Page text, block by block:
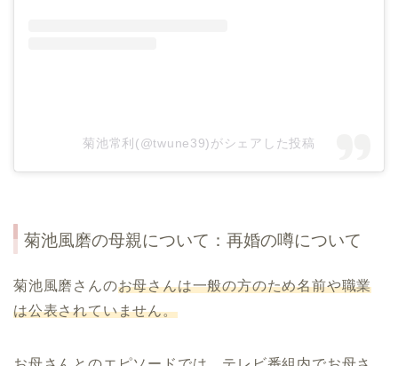
菊池常利(@twune39)がシェアした投稿
菊池風磨の母親について：再婚の噂について
菊池風磨さんのお母さんは一般の方のため名前や職業
は公表されていません。